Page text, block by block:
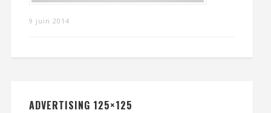
9 juin 2014
ADVERTISING 125×125